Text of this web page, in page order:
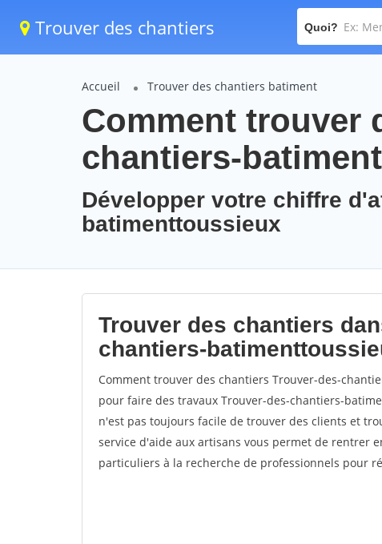
Trouver des chantiers Quoi?
Accueil Trouver des chantiers batiment
Comment trouver
chantiers-
Développer votre chiffre
batimenttoussieux
Trouver des chantiers
chantiers-
Comment trouver des chantiers Trouver-des-
pour faire des travaux Trouver-des-chantiers-
n'est pas toujours facile de trouver des clients et
service d'aide aux artisans vous permet de rentrer
particuliers à la recherche de professionnels pour